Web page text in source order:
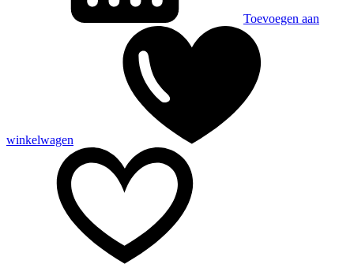
Toevoegen aan
winkelwagen